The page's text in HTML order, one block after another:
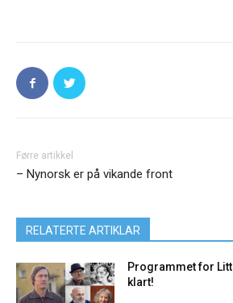
Førre artikkel
– Nynorsk er på vikande front
RELATERTE ARTIKLAR
Programmet for
klart!